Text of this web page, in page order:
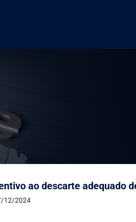
ao descarte adequado
12/2024